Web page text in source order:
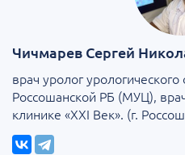
Чичмарев Сергей
врач уролог
Россошанской РБ (МУЦ),
клинике «ХХI Век». (г.